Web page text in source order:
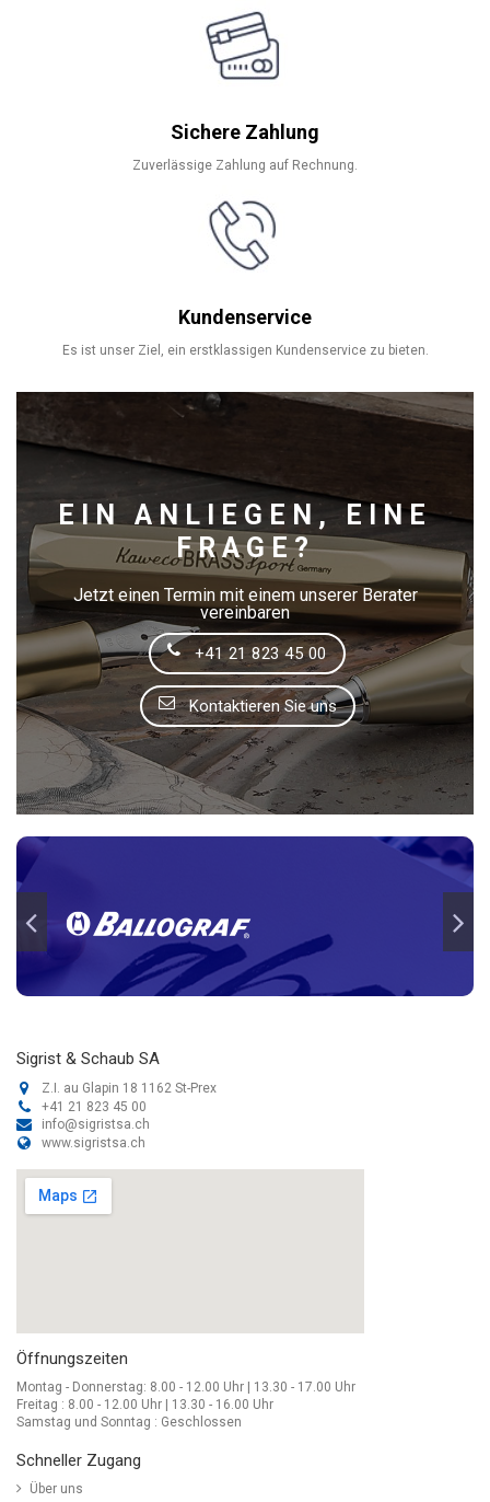
Sichere Zahlung
Zuverlässige Zahlung auf Rechnung.
Kundenservice
Es ist unser Ziel, ein erstklassigen Kundenservice zu bieten.
EIN ANLIEGEN, EINE
FRAGE?
Jetzt einen Termin mit einem unserer Berater
vereinbaren
+41 21 823 45 00
Kontaktieren Sie uns
Sigrist & Schaub SA
Z.I. au Glapin 18 1162 St-Prex
+41 21 823 45 00
info@sigristsa.ch
www.sigristsa.ch
Öffnungszeiten
Montag - Donnerstag: 8.00 - 12.00 Uhr | 13.30 - 17.00 Uhr
Freitag : 8.00 - 12.00 Uhr | 13.30 - 16.00 Uhr
Samstag und Sonntag : Geschlossen
Schneller Zugang
Über uns